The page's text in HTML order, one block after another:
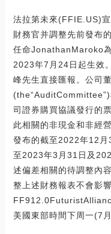
法拉第未來(FFIE.US)
財務官并調整先前發布
任命JonathanMaroko
2023年7月24日起生效
峰先生直接匯報。公司
司證券購買協議發行的
此相關的非現金和非經
發布的截至2022年12
至2023年3月31日及
述偏差相關的待調整內
整上述財務報表不會影
美國東部時間下周一(7